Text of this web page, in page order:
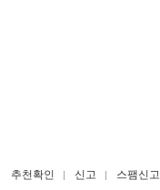
추천확인 신고 스팸신고